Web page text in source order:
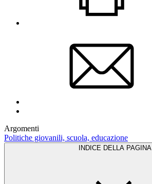
Argomenti
Politiche giovanili, scuola, educazione
INDICE DELLA PAGINA